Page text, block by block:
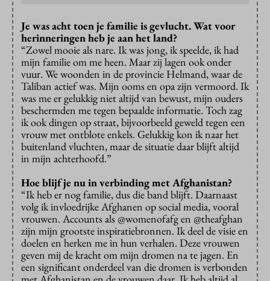
Je was acht toen je familie is gevlucht. Wat voor
herinneringen heb je aan het land?
“Zowel mooie als nare. Ik was jong, ik speelde, ik had
mijn familie om me heen. Maar zij lagen ook onder
vuur. We woonden in de provincie Helmand, waar de
Taliban actief was. Mijn ooms en opa zijn vermoord. Ik
was me er gelukkig niet altijd van bewust, mijn ouders
beschermden me tegen bepaalde informatie. Toch zag
ik ook dingen op straat, bijvoorbeeld geweld tegen een
vrouw met ontblote enkels. Gelukkig kon ik naar het
buitenland vluchten, maar de situatie daar blijft altijd
in mijn achterhoofd.”
Hoe blijf je nu in verbinding met Afghanistan?
“Ik heb er nog familie, dus die band blijft. Daarnaast
volg ik invloedrijke Afghanen op social media, vooral
vrouwen. Accounts als @womenofafg en @theafghan
zijn mijn grootste inspiratiebronnen. Ik deel de visie en
doelen en herken me in hun verhalen. Deze vrouwen
geven mij de kracht om mijn dromen na te jagen. En
een significant onderdeel van die dromen is verbonden